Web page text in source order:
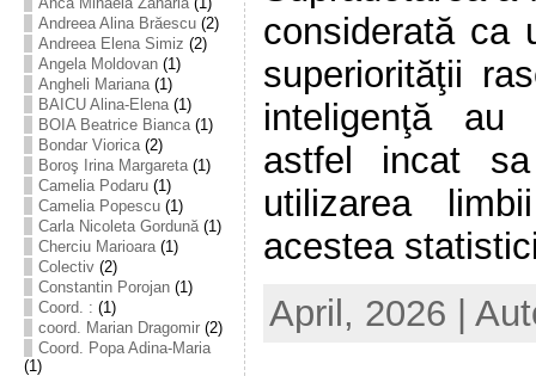
Andreea Alina Brăescu(2)
Andreea Elena Simiz (2)
Angela Moldovan(1)
Angheli Mariana(1)
BAICU Alina-Elena(1)
BOIA Beatrice Bianca(1)
Bondar Viorica(2)
Boroş Irina Margareta(1)
Camelia Podaru(1)
Camelia Popescu(1)
Carla Nicoleta Gordună(1)
Cherciu Marioara(1)
Colectiv(2)
Constantin Porojan(1)
Coord. : (1)
coord. Marian Dragomir(2)
Coord. Popa Adina-Maria
(1)
considerată ca
superiorităţii
inteligenţă au
astfel incat
utilizarea
acestea
April, 2026 |